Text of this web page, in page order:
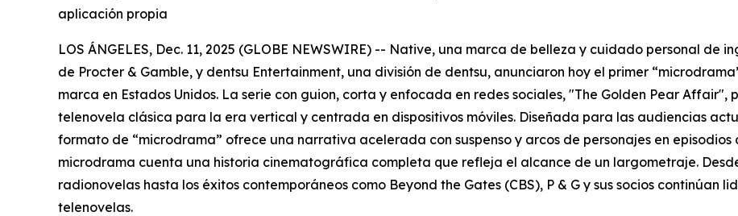
aplicación propia
LOS ÁNGELES, Dec. 11, 2025 (GLOBE NEWSWIRE) -- Native, una marca de belleza y cuidado personal de
de Procter & Gamble, y dentsu Entertainment, una división de dentsu, anunciaron hoy el primer
marca en Estados Unidos. La serie con guion, corta y enfocada en redes sociales, "The Golden Pear Affair",
telenovela clásica para la era vertical y centrada en dispositivos móviles. Diseñada para las audiencias
formato de “microdrama” ofrece una narrativa acelerada con suspenso y arcos de personajes en episodios
microdrama cuenta una historia cinematográfica completa que refleja el alcance de un largometraje.
radionovelas hasta los éxitos contemporáneos como Beyond the Gates (CBS), P & G y sus socios continúan
telenovelas.